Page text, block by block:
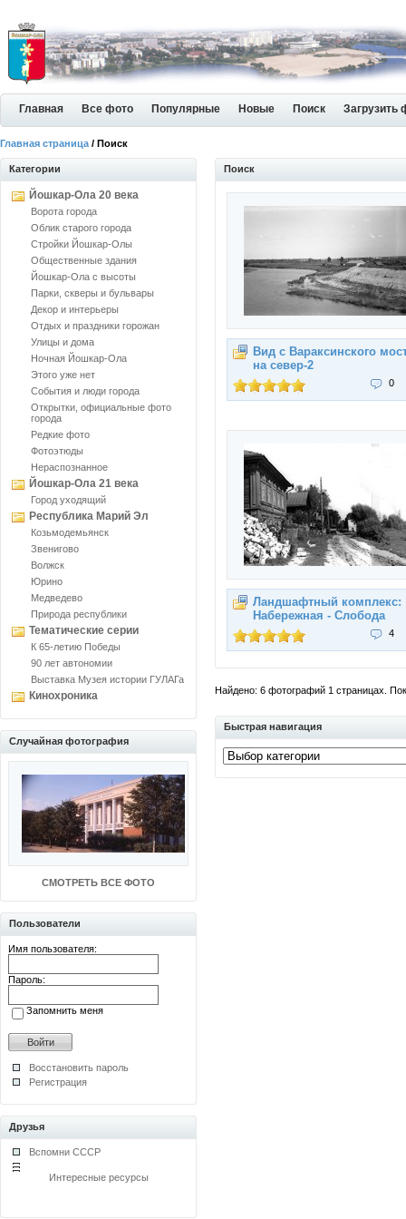
Главная Все фото Популярные Новые Поиск Загрузить
Главная страница / Поиск
Категории
Йошкар-Ола 20 века
Ворота города
Облик старого города
Стройки Йошкар-Олы
Общественные здания
Йошкар-Ола с высоты
Парки, скверы и бульвары
Декор и интерьеры
Отдых и праздники горожан
Улицы и дома
Ночная Йошкар-Ола
Этого уже нет
События и люди города
Открытки, официальные фото
города
Редкие фото
Фотоэтюды
Нераспознанное
Йошкар-Ола 21 века
Город уходящий
Республика Марий Эл
Козьмодемьянск
Звенигово
Волжск
Юрино
Медведево
Природа республики
Тематические серии
К 65-летию Победы
90 лет автономии
Выставка Музея истории ГУЛАГа
Кинохроника
Случайная фотография
СМОТРЕТЬ ВСЕ ФОТО
Пользователи
Имя пользователя:
Пароль:
Запомнить меня
Восстановить пароль
Регистрация
Друзья
Вспомни СССР
Интересные ресурсы
Поиск
Вид с Вараксинского
на север-2
0
Ландшафтный комплекс:
Набережная - Слобода
4
Найдено: 6 фотографий 1 страницах.
Быстрая навигация